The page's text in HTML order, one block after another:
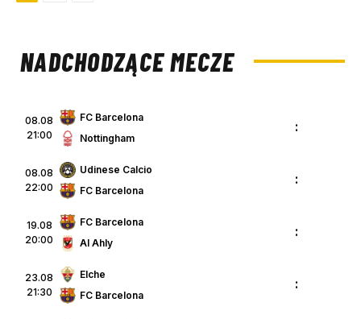
NADCHODZĄCE MECZE
08.08
21:00
FC Barcelona
Nottingham
:
08.08
22:00
Udinese Calcio
FC Barcelona
:
19.08
20:00
FC Barcelona
Al Ahly
:
23.08
21:30
Elche
FC Barcelona
: